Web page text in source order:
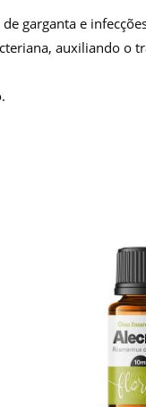
garganta e
auxiliando o